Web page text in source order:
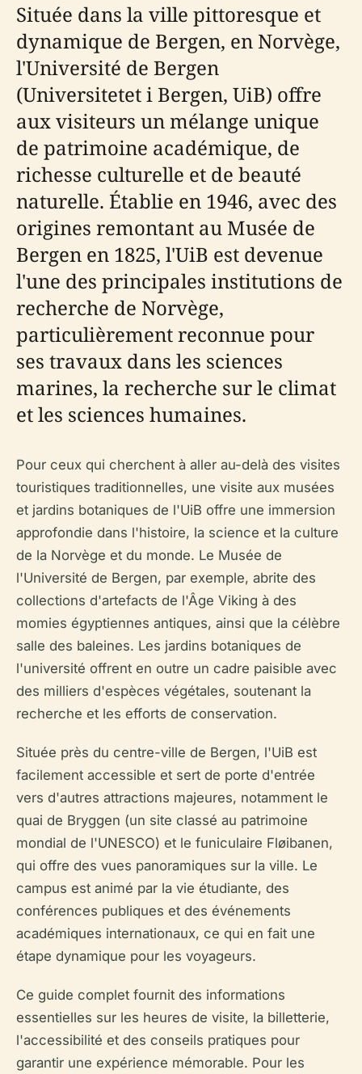
Située dans la ville pittoresque et
dynamique de Bergen, en Norvège,
l'Université de Bergen
(Universitetet i Bergen, UiB) offre
aux visiteurs un mélange unique
de patrimoine académique, de
richesse culturelle et de beauté
naturelle. Établie en 1946, avec des
origines remontant au Musée de
Bergen en 1825, l'UiB est devenue
l'une des principales institutions de
recherche de Norvège,
particulièrement reconnue pour
ses travaux dans les sciences
marines, la recherche sur le climat
et les sciences humaines.
Pour ceux qui cherchent à aller au-delà des visites
touristiques traditionnelles, une visite aux musées
et jardins botaniques de l'UiB offre une immersion
approfondie dans l'histoire, la science et la culture
de la Norvège et du monde. Le Musée de
l'Université de Bergen, par exemple, abrite des
collections d'artefacts de l'Âge Viking à des
momies égyptiennes antiques, ainsi que la célèbre
salle des baleines. Les jardins botaniques de
l'université offrent en outre un cadre paisible avec
des milliers d'espèces végétales, soutenant la
recherche et les efforts de conservation.
Située près du centre-ville de Bergen, l'UiB est
facilement accessible et sert de porte d'entrée
vers d'autres attractions majeures, notamment le
quai de Bryggen (un site classé au patrimoine
mondial de l'UNESCO) et le funiculaire Fløibanen,
qui offre des vues panoramiques sur la ville. Le
campus est animé par la vie étudiante, des
conférences publiques et des événements
académiques internationaux, ce qui en fait une
étape dynamique pour les voyageurs.
Ce guide complet fournit des informations
essentielles sur les heures de visite, la billetterie,
l'accessibilité et des conseils pratiques pour
garantir une expérience mémorable. Pour les